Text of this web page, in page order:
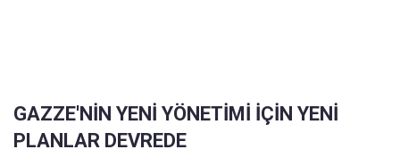
GAZZE'NİN YENİ YÖNETİMİ İÇİN YENİ
PLANLAR DEVREDE